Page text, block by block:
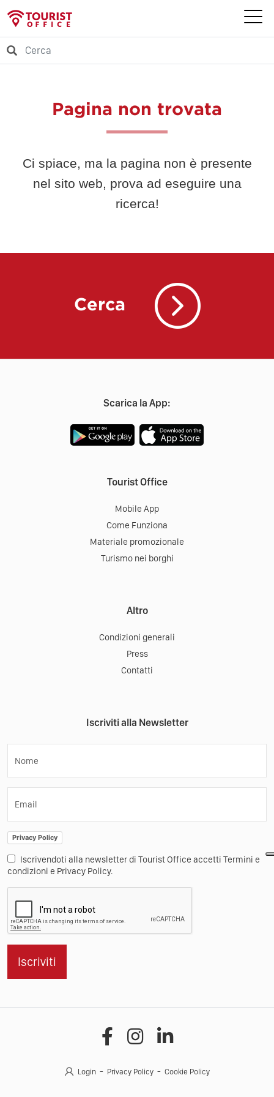
Pagina non trovata
Ci spiace, ma la pagina non è presente
nel sito web, prova ad eseguire una
ricerca!
Cerca
Scarica la App:
Tourist Office
Mobile App
Come Funziona
Materiale promozionale
Turismo nei borghi
Altro
Condizioni generali
Press
Contatti
Iscriviti alla Newsletter
Nome
Email
Privacy Policy
Iscrivendoti alla newsletter di Tourist Office accetti Termini e
condizioni e Privacy Policy.
Iscriviti
Login Privacy Policy Cookie Policy